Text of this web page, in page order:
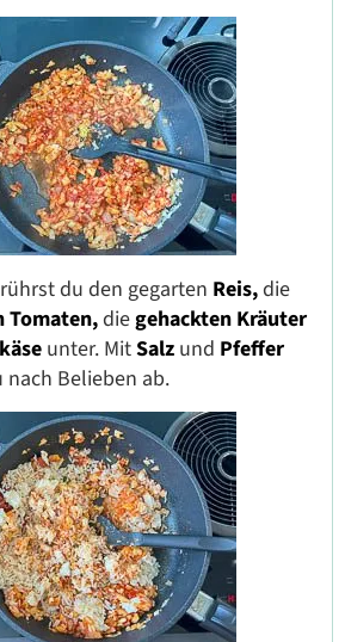
du den gegarten Reis,die
Tomaten,die gehackten Kräuter
unter. MitSalz und Pfeffer
Belieben ab.